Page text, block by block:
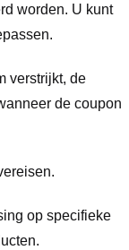
worden. U kunt
verstrijkt, de
de coupon
op specifieke